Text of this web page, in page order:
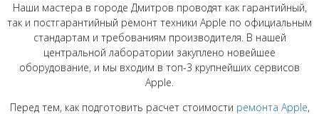
Наши мастера в городе Дмитров проводят как гарантийный,
так и постгарантийный ремонт техники Apple по официальным
стандартам и требованиям производителя. В нашей
центральной лаборатории закуплено новейшее
оборудование, и мы входим в топ-3 крупнейших сервисов
Apple.
Перед тем, как подготовить расчет стоимости ремонта Apple,